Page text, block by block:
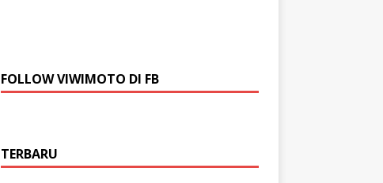
FOLLOW VIWIMOTO DI FB
TERBARU